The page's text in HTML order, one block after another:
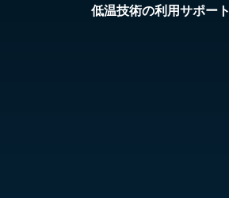
低温技術の利用サポート